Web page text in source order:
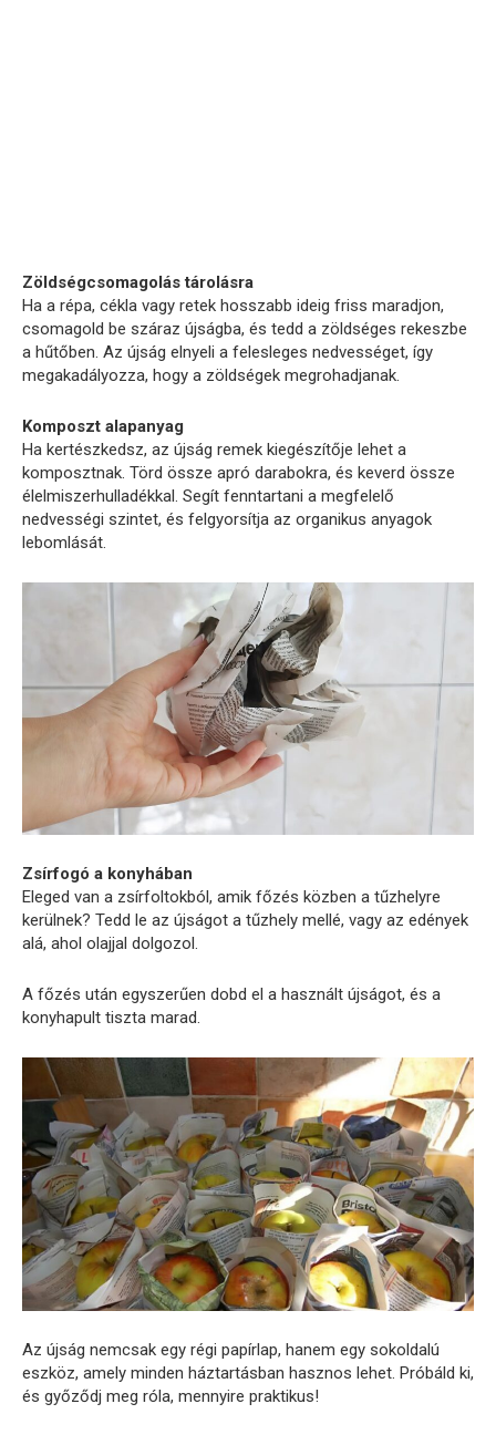
Zöldségcsomagolás tárolásra
Ha a répa, cékla vagy retek hosszabb ideig friss maradjon,
csomagold be száraz újságba, és tedd a zöldséges rekeszbe
a hűtőben. Az újság elnyeli a felesleges nedvességet, így
megakadályozza, hogy a zöldségek megrohadjanak.
Komposzt alapanyag
Ha kertészkedsz, az újság remek kiegészítője lehet a
komposztnak. Törd össze apró darabokra, és keverd össze
élelmiszerhulladékkal. Segít fenntartani a megfelelő
nedvességi szintet, és felgyorsítja az organikus anyagok
lebomlását.
Zsírfogó a konyhában
Eleged van a zsírfoltokból, amik főzés közben a tűzhelyre
kerülnek? Tedd le az újságot a tűzhely mellé, vagy az edények
alá, ahol olajjal dolgozol.
A főzés után egyszerűen dobd el a használt újságot, és a
konyhapult tiszta marad.
Az újság nemcsak egy régi papírlap, hanem egy sokoldalú
eszköz, amely minden háztartásban hasznos lehet. Próbáld ki,
és győződj meg róla, mennyire praktikus!